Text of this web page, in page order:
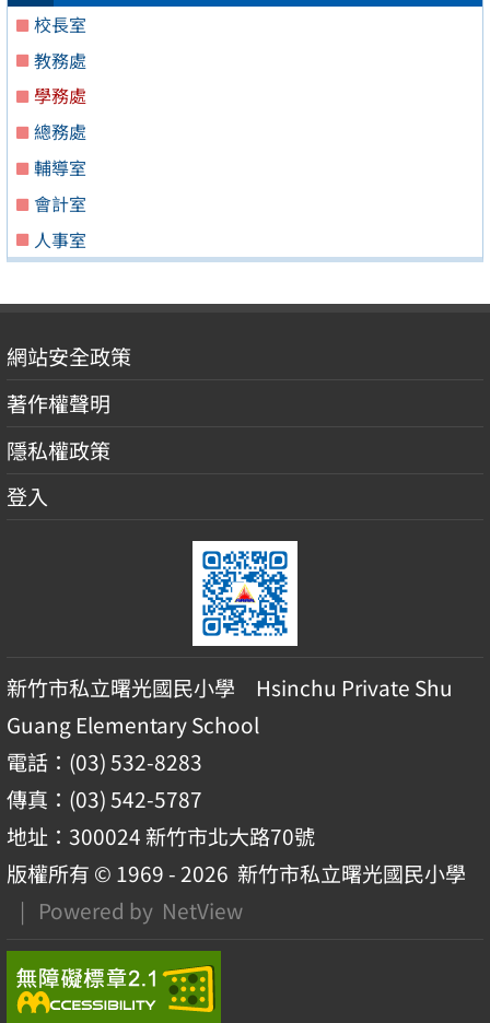
校長室
教務處
學務處
總務處
輔導室
會計室
人事室
網站安全政策
著作權聲明
隱私權政策
登入
新竹市私立曙光國民小學 Hsinchu Private Shu
Guang Elementary School
電話：(03) 532-8283
傳真：(03) 542-5787
地址：300024 新竹市北大路70號
版權所有 © 1969 - 2026 新竹市私立曙光國民小學
| Powered by NetView